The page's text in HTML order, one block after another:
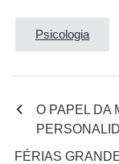
Psicologia
O PAPEL DA
FÉRIAS